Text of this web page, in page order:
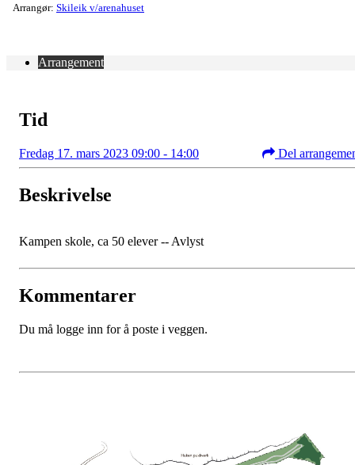
Arrangør: Skileik v/arenahuset
Arrangement
Tid
Fredag 17. mars 2023 09:00 - 14:00 Del
Beskrivelse
Kampen skole, ca 50 elever -- Avlyst
Kommentarer
Du må logge inn for å poste i veggen.